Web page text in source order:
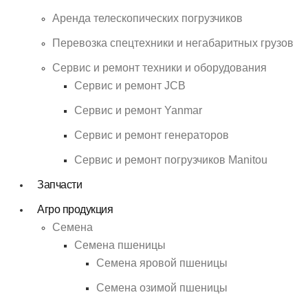
Аренда телескопических погрузчиков
Перевозка спецтехники и негабаритных грузов
Сервис и ремонт техники и оборудования
Сервис и ремонт JCB
Сервис и ремонт Yanmar
Сервис и ремонт генераторов
Сервис и ремонт погрузчиков Manitou
Запчасти
Агро продукция
Семена
Семена пшеницы
Семена яровой пшеницы
Семена озимой пшеницы